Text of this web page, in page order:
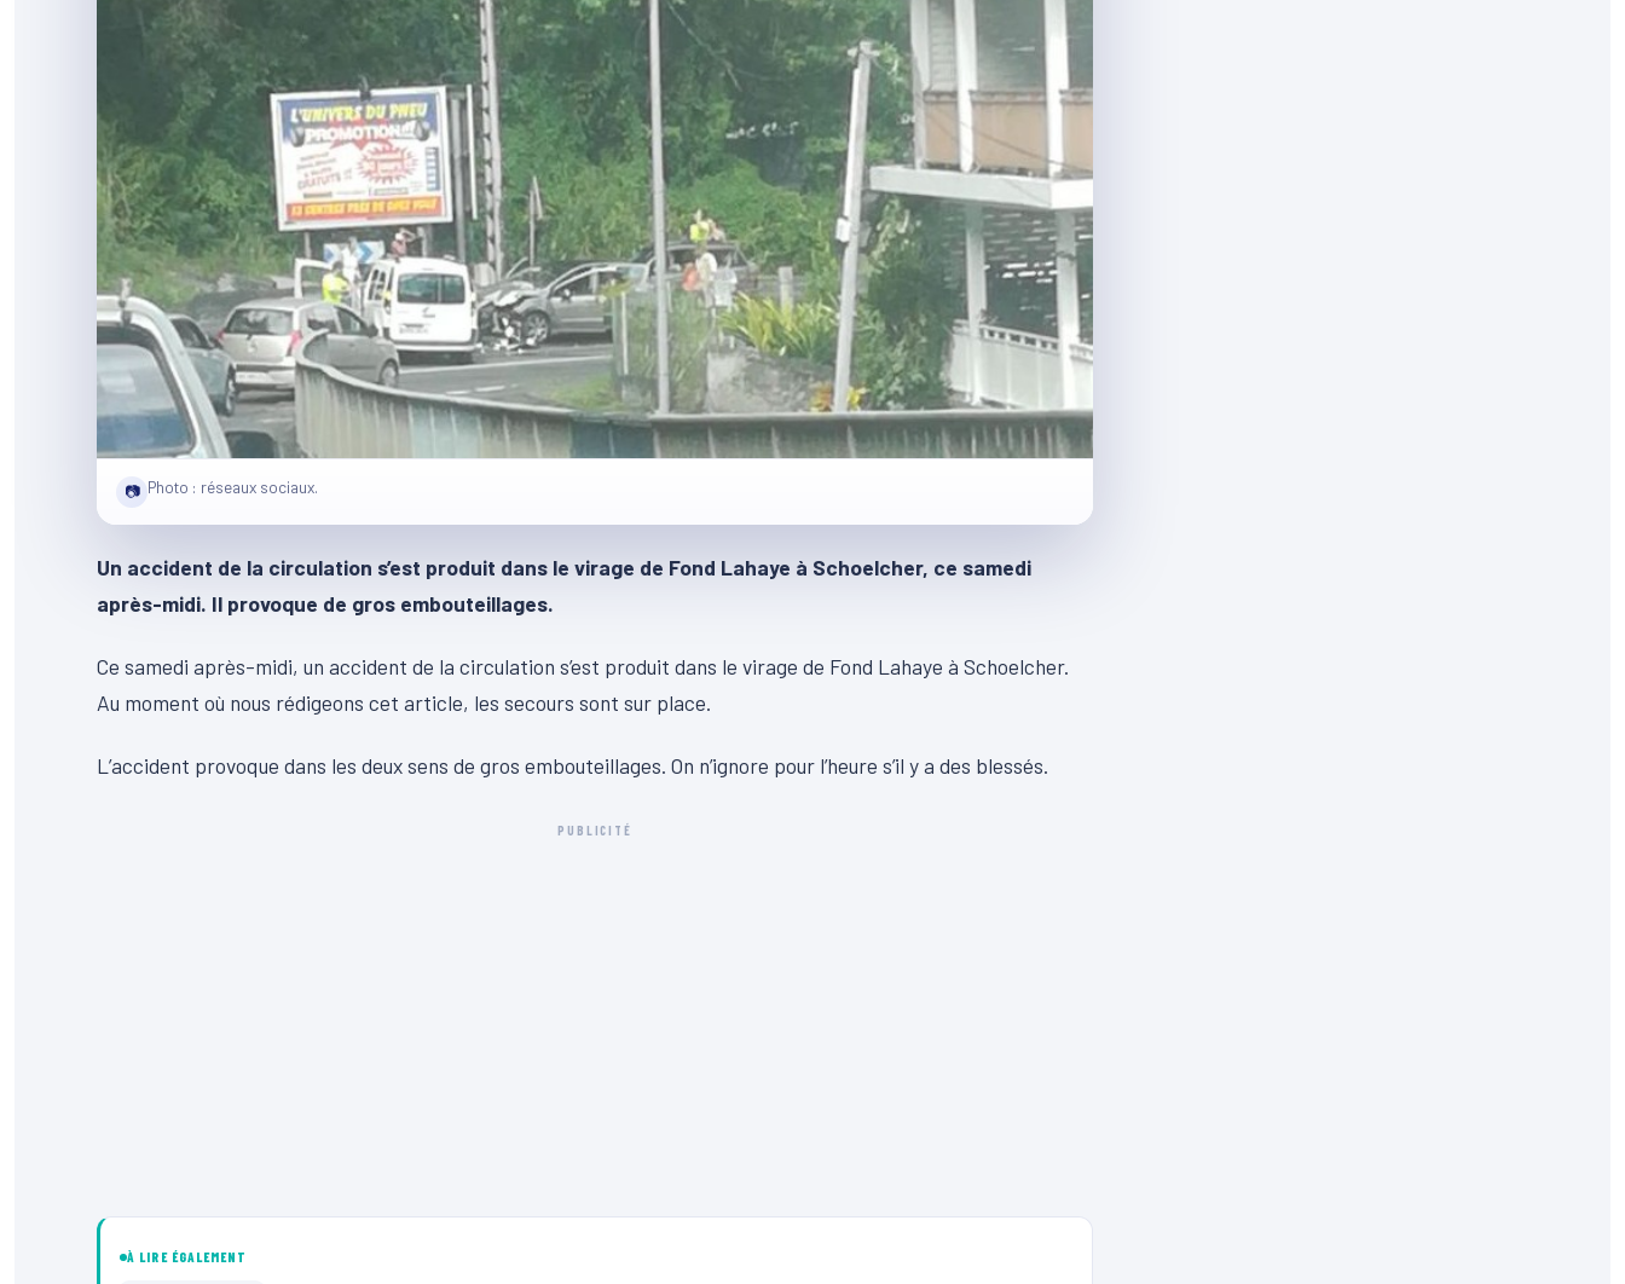
📷 Photo : réseaux sociaux.
Un accident de la circulation s’est produit dans le virage de Fond Lahaye à Schoelcher, ce samedi
après-midi. Il provoque de gros embouteillages.
Ce samedi après-midi, un accident de la circulation s’est produit dans le virage de Fond Lahaye à Schoelcher.
Au moment où nous rédigeons cet article, les secours sont sur place.
L’accident provoque dans les deux sens de gros embouteillages. On n’ignore pour l’heure s’il y a des blessés.
PUBLICITÉ
À LIRE ÉGALEMENT